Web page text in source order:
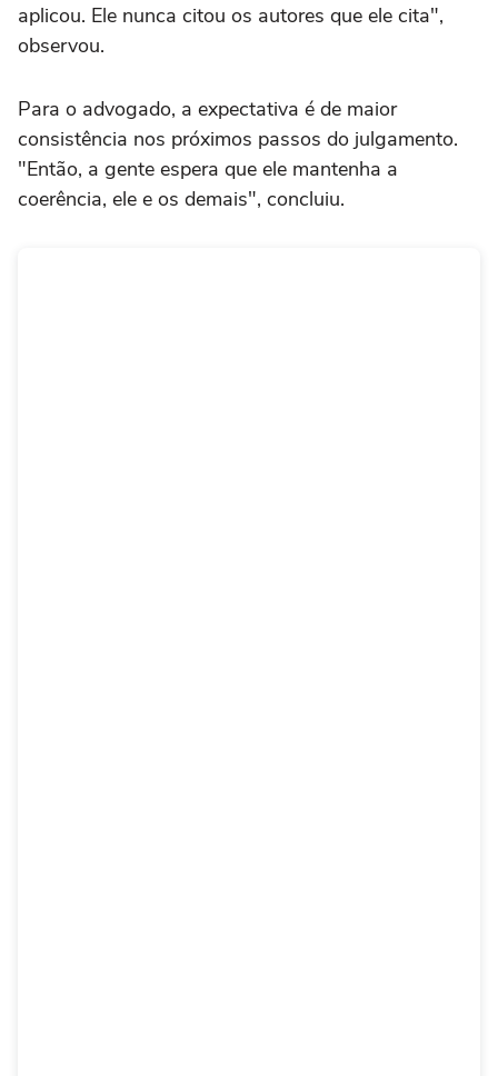
aplicou. Ele nunca citou os autores que ele cita",
observou.
Para o advogado, a expectativa é de maior
consistência nos próximos passos do julgamento.
"Então, a gente espera que ele mantenha a
coerência, ele e os demais", concluiu.